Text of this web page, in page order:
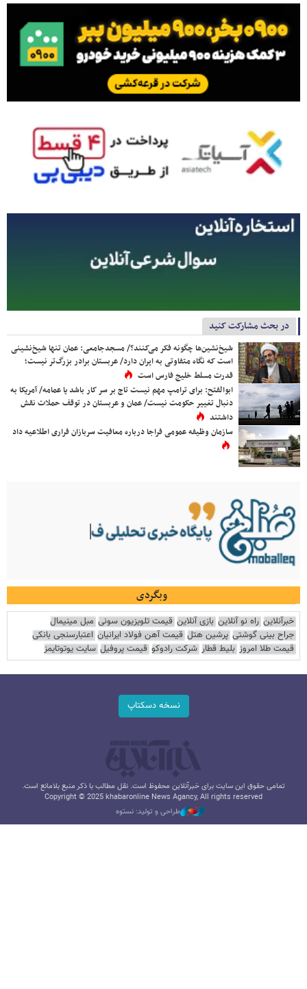
در بحث مشارکت کنید
شیخ‌نشین‌ها چگونه فکر می‌کنند؟/ مسجدجامعی: عمان تنها شیخ‌نشینی
است که نگاه متفاوتی به ایران دارد/ عربستان برادر بزرگ‌تر نیست؛
قدرت مسلط خلیج فارس است
ابوالفتح: برای ترامپ مهم نیست تاج بر سر کار باشد یا عمامه/ آمریکا به
دنبال تغییر حکومت نیست/ عمان و عربستان در توقف حملات نقش
داشتند
سازمان وظیفه عمومی فراجا درباره معافیت سربازان فراری اطلاعیه داد
وبگردی
خبرآنلاین راه نو آنلاین بازی آنلاین قیمت تلویزیون سونی مبل مینیمال
جراح بینی گوشتی پرشین هتل قیمت آهن فولاد ایرانیان اعتبارسنجی بانکی
قیمت طلا امروز بلیط قطار شرکت رادوکو قیمت پروفیل سایت یوتوتایمز
نسخه دسکتاپ
تمامی حقوق این سایت برای خبرآنلاین محفوظ است. نقل مطالب با ذکر منبع بلامانع است.
Copyright © 2025 khabaronline News Agancy, All rights reserved
طراحی و تولید: نستوه